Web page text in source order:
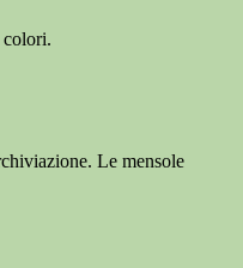
colori.
Le mensole